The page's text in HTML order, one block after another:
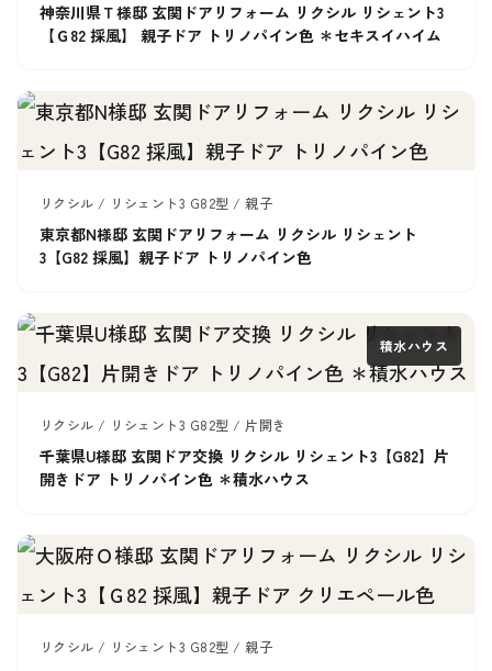
神奈川県Ｔ様邸 玄関ドアリフォーム リクシル リシェント3
【Ｇ82 採風】 親子ドア トリノパイン色 ＊セキスイハイム
リクシル / リシェント3 G82型 / 親子
東京都N様邸 玄関ドアリフォーム リクシル リシェント
3【G82 採風】親子ドア トリノパイン色
積水ハウス
リクシル / リシェント3 G82型 / 片開き
千葉県U様邸 玄関ドア交換 リクシル リシェント3【G82】片
開きドア トリノパイン色 ＊積水ハウス
リクシル / リシェント3 G82型 / 親子